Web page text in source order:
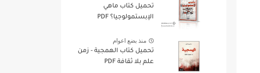
تحميل كتاب ماهي
الإبستمولوجيا؟ PDF
منذ بضع اعوام
تحميل كتاب الهمجية - زمن
علم بلا ثقافة PDF